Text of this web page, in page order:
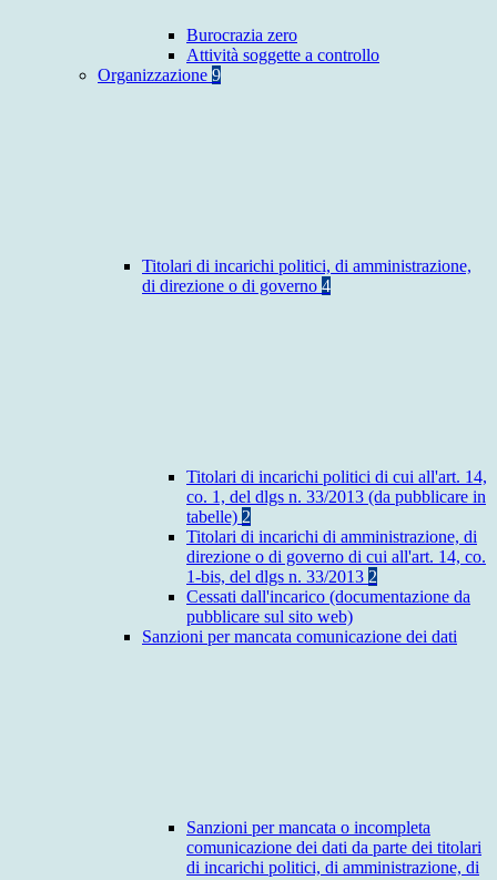
Burocrazia zero
Attività soggette a controllo
Organizzazione 9
Titolari di incarichi politici, di amministrazione,
di direzione o di governo 4
Titolari di incarichi politici di cui all'art. 14,
co. 1, del dlgs n. 33/2013 (da pubblicare in
tabelle) 2
Titolari di incarichi di amministrazione, di
direzione o di governo di cui all'art. 14, co.
1-bis, del dlgs n. 33/2013 2
Cessati dall'incarico (documentazione da
pubblicare sul sito web)
Sanzioni per mancata comunicazione dei dati
Sanzioni per mancata o incompleta
comunicazione dei dati da parte dei titolari
di incarichi politici, di amministrazione, di